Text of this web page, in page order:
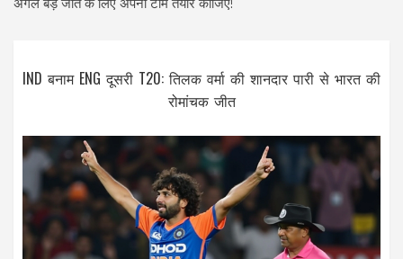
अगले बड़े जीत के लिए अपनी टीम तैयार कीजिए!
IND बनाम ENG दूसरी T20: तिलक वर्मा की शानदार पारी से भारत की
रोमांचक जीत